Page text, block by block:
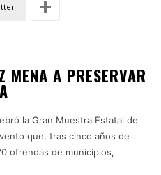
MENA A PRESERVAR
la Gran Muestra Estatal de
que, tras cinco años de
ofrendas de municipios,